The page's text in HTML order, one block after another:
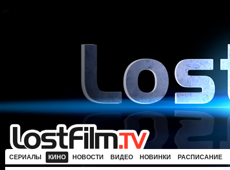
СЕРИАЛЫ КИНО НОВОСТИ ВИДЕО НОВИНКИ РАСПИСАНИЕ